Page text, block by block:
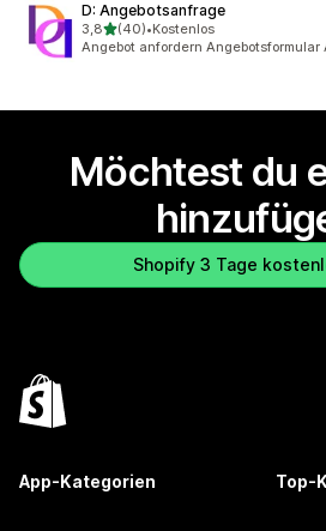
D: Angebotsanfrage
3,8von 5 Sternen
(40)
40 Rezensionen insgesamt
•Kostenlos
Angebot anfordern Angebotsformular
Möchtest du
Shopify 3 Tage
App-Kategorien Top-